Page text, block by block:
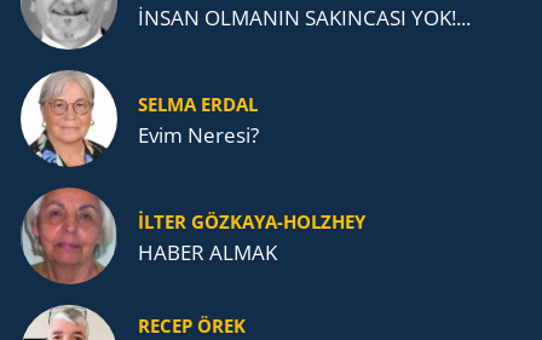
İNSAN OLMANIN SAKINCASI YOK!...
SELMA ERDAL
Evim Neresi?
İLTER GÖZKAYA-HOLZHEY
HABER ALMAK
RECEP ÖREK